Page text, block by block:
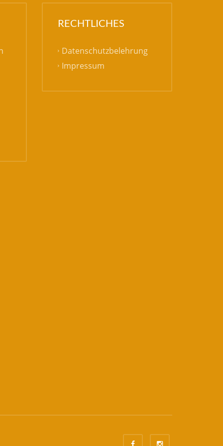
RECHTLICHES
Datenschutzbelehrung
Impressum